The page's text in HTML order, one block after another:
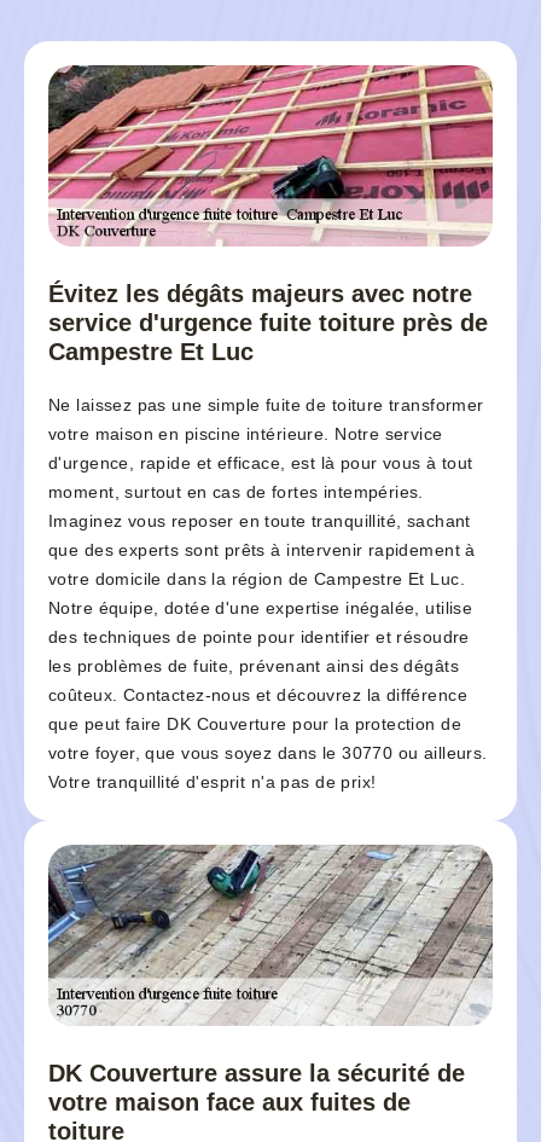
Évitez les dégâts majeurs avec notre
service d'urgence fuite toiture près de
Campestre Et Luc
Ne laissez pas une simple fuite de toiture transformer
votre maison en piscine intérieure. Notre service
d'urgence, rapide et efficace, est là pour vous à tout
moment, surtout en cas de fortes intempéries.
Imaginez vous reposer en toute tranquillité, sachant
que des experts sont prêts à intervenir rapidement à
votre domicile dans la région de Campestre Et Luc.
Notre équipe, dotée d'une expertise inégalée, utilise
des techniques de pointe pour identifier et résoudre
les problèmes de fuite, prévenant ainsi des dégâts
coûteux. Contactez-nous et découvrez la différence
que peut faire DK Couverture pour la protection de
votre foyer, que vous soyez dans le 30770 ou ailleurs.
Votre tranquillité d'esprit n'a pas de prix!
DK Couverture assure la sécurité de
votre maison face aux fuites de
toiture